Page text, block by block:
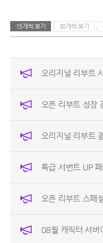
15개씩 보기 30개씩 보기
오리지널 리부트
오픈 리부트 성장
오리지널 리부트
특급 서번트 UP
오픈 리부트 스페
08월 캐릭터 서버